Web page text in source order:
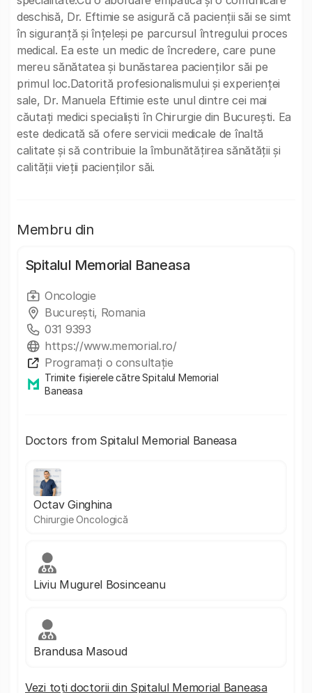
deschisă, Dr. Eftimie se asigură că pacienții săi se simt
în siguranță și înțeleși pe parcursul întregului proces
medical. Ea este un medic de încredere, care pune
mereu sănătatea și bunăstarea pacienților săi pe
primul loc.Datorită profesionalismului și experienței
sale, Dr. Manuela Eftimie este unul dintre cei mai
căutați medici specialiști în Chirurgie din București. Ea
este dedicată să ofere servicii medicale de înaltă
calitate și să contribuie la îmbunătățirea sănătății și
calității vieții pacienților săi.
Membru din
Spitalul Memorial Baneasa
Oncologie
București, Romania
031 9393
https://www.memorial.ro/
Programați o consultație
Trimite fișierele către Spitalul Memorial
Baneasa
Doctors from Spitalul Memorial Baneasa
Octav Ginghina
Chirurgie Oncologică
Liviu Mugurel Bosinceanu
Brandusa Masoud
Vezi toți doctorii din Spitalul Memorial Baneasa